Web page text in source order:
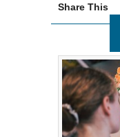
Share This